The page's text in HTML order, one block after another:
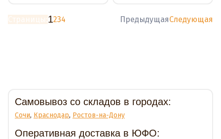
1234 ПредыдущаяСледующая
Самовывоз со складов в городах:
Сочи, Краснодар, Ростов-на-Дону
Оперативная доставка в ЮФО: